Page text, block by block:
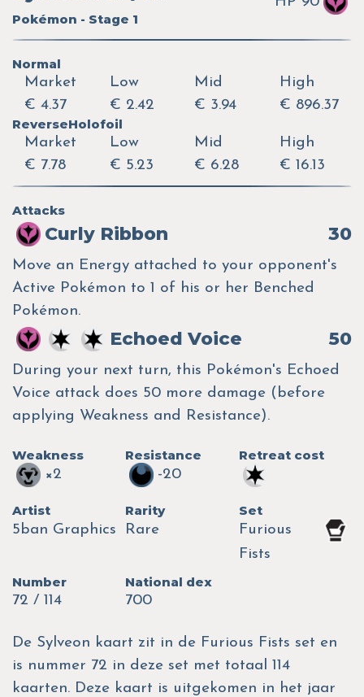
Pokémon - Stage 1
Normal
Market
€ 4.37
Low
€ 2.42
Mid
€ 3.94
High
€ 896.37
ReverseHolofoil
Market
€ 7.78
Low
€ 5.23
Mid
€ 6.28
High
€ 16.13
Attacks
Curly Ribbon 30
Move an Energy attached to your opponent's
Active Pokémon to 1 of his or her Benched
Pokémon.
Echoed Voice 50
During your next turn, this Pokémon's Echoed
Voice attack does 50 more damage (before
applying Weakness and Resistance).
Weakness
×2
Resistance
-20
Retreat cost
Artist
5ban Graphics
Rarity
Rare
Set
Furious
Fists
Number
72 / 114
National dex
700
De Sylveon kaart zit in de Furious Fists set en
is nummer 72 in deze set met totaal 114
kaarten. Deze kaart is uitgekomen in het jaar